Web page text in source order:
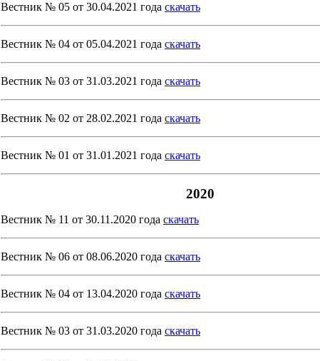
Вестник № 05 от 30.04.2021 года скачать
Вестник № 04 от 05.04.2021 года скачать
Вестник № 03 от 31.03.2021 года скачать
Вестник № 02 от 28.02.2021 года скачать
Вестник № 01 от 31.01.2021 года скачать
2020
Вестник № 11 от 30.11.2020 года скачать
Вестник № 06 от 08.06.2020 года скачать
Вестник № 04 от 13.04.2020 года скачать
Вестник № 03 от 31.03.2020 года скачать